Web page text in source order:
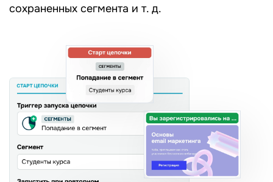
сохраненных сегмента и т. д.